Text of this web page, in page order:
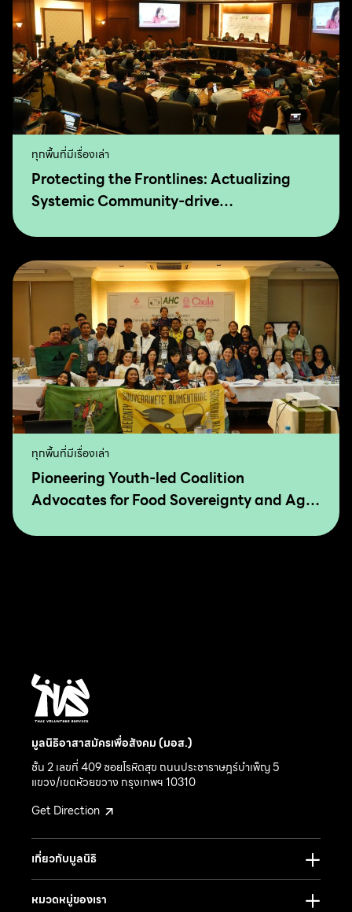
ทุกพื้นที่มีเรื่องเล่า
Protecting the Frontlines: Actualizing
Systemic Community-drive
ทุกพื้นที่มีเรื่องเล่า
Pioneering Youth-led Coalition
Advocates for Food Sovereignty and Agro
มูลนิธิอาสาสมัครเพื่อสังคม (มอส.)
ชั้น 2 เลขที่ 409 ซอยโรหิตสุข ถนนประชาราษฎร์บำเพ็ญ 5
แขวง/เขตห้วยขวาง กรุงเทพฯ 10310
Get Direction
เกี่ยวกับมูลนิธิ
หมวดหมู่ของเรา